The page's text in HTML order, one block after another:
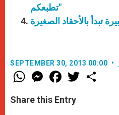
تطبعكم"
تبدأ بالأحقاد الصغيرة
SEPTEMBER 30, 2013 00:00
W
h
t
s
M
e
s
e
F
a
e
b
w
Share this Entry